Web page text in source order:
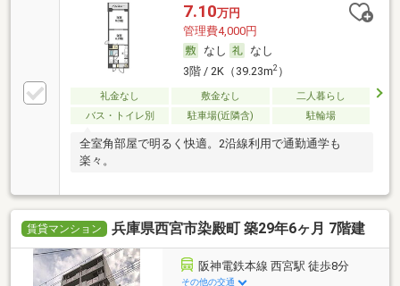
7.10万円
管理費4,000円
なし
なし
3階 / 2K（39.23m2）
礼金なし 敷金なし
二人暮らし
バス・トイレ別
駐車場(近隣含) 駐輪場
全室角部屋で明るく快適。2沿線利用で通勤通学も
楽々。
賃貸マンション 兵庫県西宮市染殿町 築29年6ヶ月 7階建
阪神電鉄本線 西宮駅 徒歩8分
その他の交通